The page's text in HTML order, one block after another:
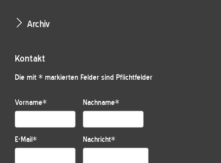
Archiv
Kontakt
Die mit * markierten Felder sind Pflichtfelder
Vorname* Nachname*
E-Mail* Nachricht*